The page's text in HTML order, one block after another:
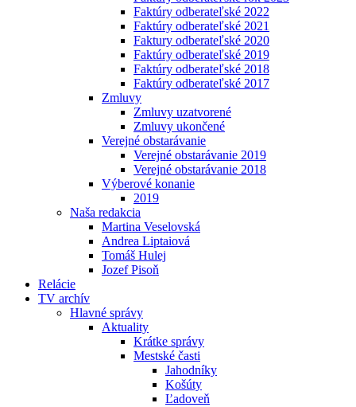
Faktúry odberateľské 2022
Faktúry odberateľské 2021
Faktury odberateľské 2020
Faktúry odberateľské 2019
Faktúry odberateľské 2018
Faktúry odberateľské 2017
Zmluvy
Zmluvy uzatvorené
Zmluvy ukončené
Verejné obstarávanie
Verejné obstarávanie 2019
Verejné obstarávanie 2018
Výberové konanie
2019
Naša redakcia
Martina Veselovská
Andrea Liptaiová
Tomáš Hulej
Jozef Pisoň
Relácie
TV archív
Hlavné správy
Aktuality
Krátke správy
Mestské časti
Jahodníky
Košúty
Ľadoveň